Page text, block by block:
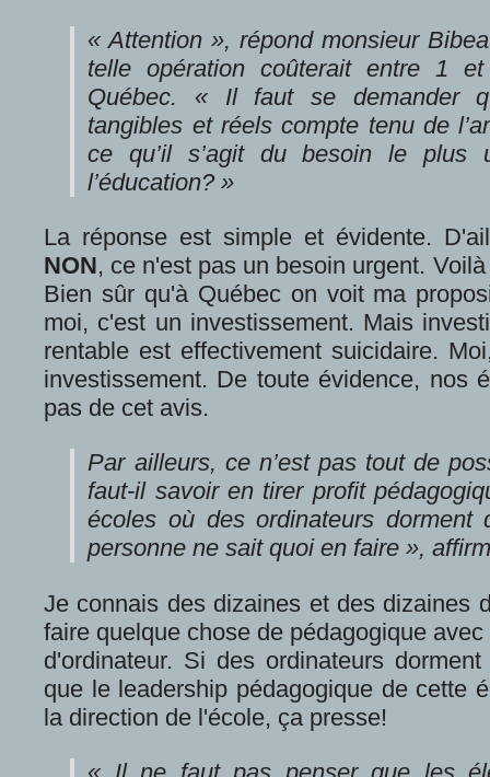
« Attention », répond monsieur
telle opération coûterait entre 1
Québec. « Il faut se demander
tangibles et réels compte tenu de
ce qu’il s’agit du besoin le plus
l’éducation? »
La réponse est simple et évidente.
NON, ce n'est pas un besoin urgent.
Bien sûr qu'à Québec on voit ma
moi, c'est un investissement. Mais
rentable est effectivement suicidaire.
investissement. De toute évidence, nos
pas de cet avis.
Par ailleurs, ce n’est pas tout de
faut-il savoir en tirer profit
écoles où des ordinateurs
personne ne sait quoi en faire »,
Je connais des dizaines et des dizaines
faire quelque chose de pédagogique
d'ordinateur. Si des ordinateurs
que le leadership pédagogique de cette
la direction de l'école, ça presse!